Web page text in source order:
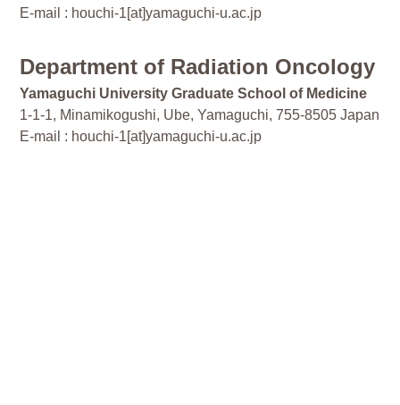
2025.10.31
2025.10.3
ASTRO annual meeting 2025 in San Franciscoに参加しまし
た
2025.9.5
E-mail : houchi-1[at]yamaguchi-u.ac.jp
Department of Radiation Oncology
Yamaguchi University Graduate School of Medicine
1-1-1, Minamikogushi, Ube, Yamaguchi, 755-8505 Japan
E-mail : houchi-1[at]yamaguchi-u.ac.jp